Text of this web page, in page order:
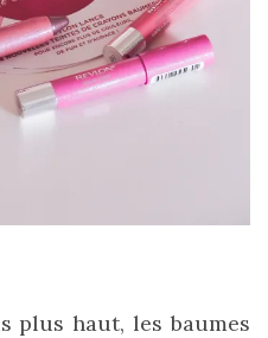
plus haut, les baumes